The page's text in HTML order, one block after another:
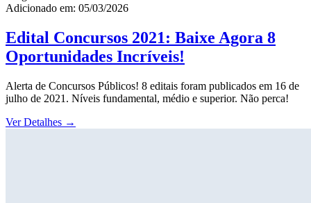
Adicionado em: 05/03/2026
Edital Concursos 2021: Baixe Agora 8
Oportunidades Incríveis!
Alerta de Concursos Públicos! 8 editais foram publicados em 16 de
julho de 2021. Níveis fundamental, médio e superior. Não perca!
Ver Detalhes →